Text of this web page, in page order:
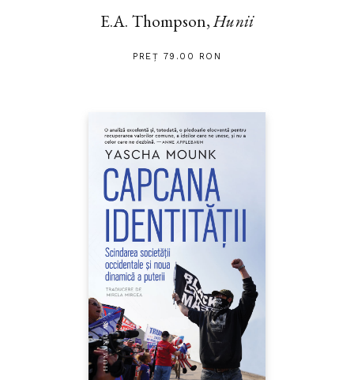
E.A. Thompson,Hunii
PREȚ 79.00 RON